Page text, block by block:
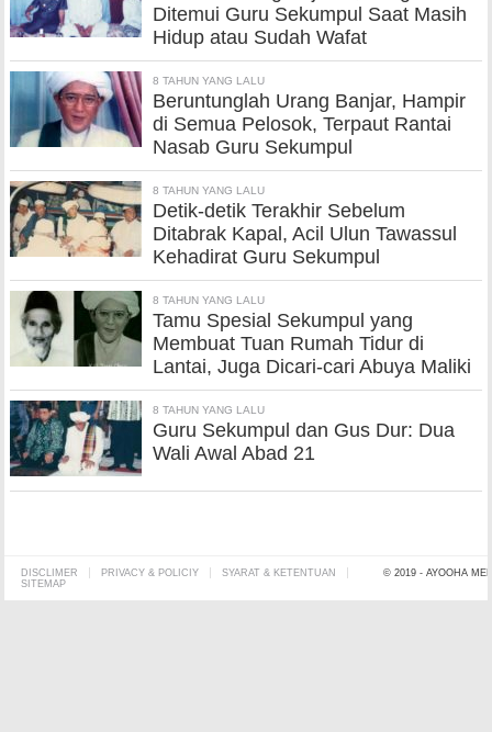
Ditemui Guru Sekumpul Saat Masih
Hidup atau Sudah Wafat
8 TAHUN YANG LALU
Beruntunglah Urang Banjar, Hampir
di Semua Pelosok, Terpaut Rantai
Nasab Guru Sekumpul
8 TAHUN YANG LALU
Detik-detik Terakhir Sebelum
Ditabrak Kapal, Acil Ulun Tawassul
Kehadirat Guru Sekumpul
8 TAHUN YANG LALU
Tamu Spesial Sekumpul yang
Membuat Tuan Rumah Tidur di
Lantai, Juga Dicari-cari Abuya Maliki
8 TAHUN YANG LALU
Guru Sekumpul dan Gus Dur: Dua
Wali Awal Abad 21
© 2019 - AYOOHA
DISCLIMER PRIVACY & POLICIY
SYARAT & KETENTUAN
SITEMAP